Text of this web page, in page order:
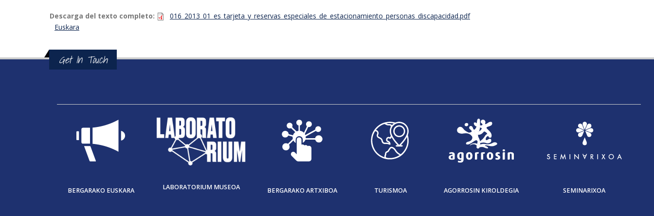
Descarga del texto completo:
016_2013_01_es_tarjeta_y_reservas_especiales_de_estacionamiento_personas_discapacidad.pdf
Euskara
Get In Touch
BERGARAKO EUSKARA LABORATORIUM MUSEOA BERGARAKO ARTXIBOA TURISMOA AGORROSIN KIROLDEGIA SEMINARIXOA